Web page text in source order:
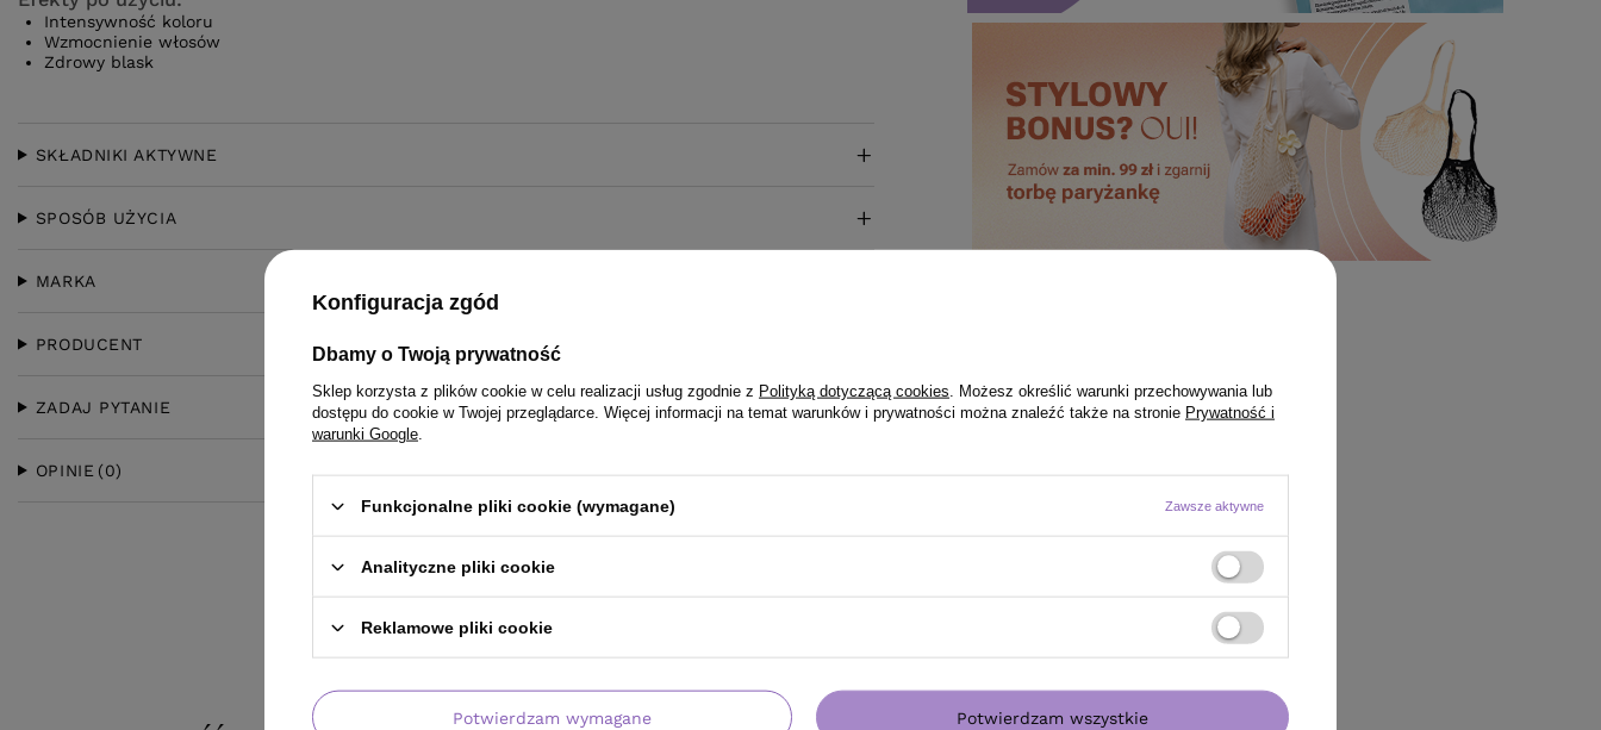
Intensywność koloru
Wzmocnienie włosów
Zdrowy blask
SKŁADNIKI AKTYWNE
SPOSÓB UŻYCIA
MARKA
PRODUCENT
ZADAJ PYTANIE
OPINIE (0)
Konfiguracja zgód
Dbamy o Twoją prywatność
Sklep korzysta z plików cookie w celu realizacji usług zgodnie z Polityką dotyczącą cookies . Możesz określić warunki przechowywania lub
dostępu do cookie w Twojej przeglądarce. Więcej informacji na temat warunków i prywatności można znaleźć także na stronie Prywatność i
warunki Google
Funkcjonalne pliki cookie (wymagane) Zawsze aktywne
Analityczne pliki cookie
Reklamowe pliki cookie
Potwierdzam wymagane Potwierdzam wszystkie